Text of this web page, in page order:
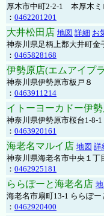
厚木市中町2-2-1 本厚木
： 0462201201
大井松田店 地図 詳細 お
神奈川県足柄上郡大井町金
： 0465828168
伊勢原店(エムアイプ
神奈川県伊勢原市板戸８
： 0463911214
イトーヨーカドー伊
神奈川県伊勢原市桜台1-
： 0463920161
海老名マルイ店 地図 詳
神奈川県海老名市中央１丁
： 0462925181
ららぽーと海老名店
海老名市扇町13-1 ららぽー
： 0462920400